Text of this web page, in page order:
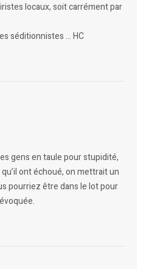
locaux, soit carrément par
séditionnistes … HC
gens en taule pour stupidité,
ont échoué, on mettrait un
pourriez être dans le lot pour